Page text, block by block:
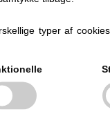
typer af
varme. Mønstret
skal hygges med mor